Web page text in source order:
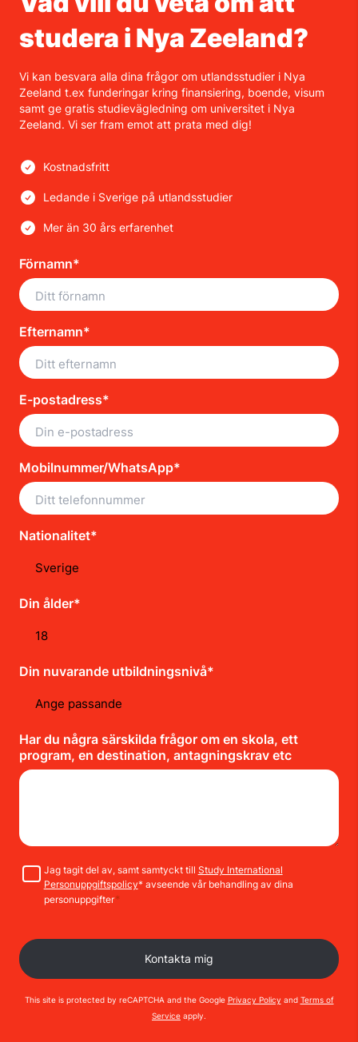
studera i Nya Zeeland?
Vi kan besvara alla dina frågor om utlandsstudier i Nya
Zeeland t.ex funderingar kring finansiering, boende, visum
samt ge gratis studievägledning om universitet i Nya
Zeeland. Vi ser fram emot att prata med dig!
Kostnadsfritt
Ledande i Sverige på utlandsstudier
Mer än 30 års erfarenhet
Förnamn*
Efternamn*
E-postadress*
Mobilnummer/WhatsApp*
Nationalitet*
Din ålder*
Din nuvarande utbildningsnivå*
Har du några särskilda frågor om en skola, ett
program, en destination, antagningskrav etc
Samtycke
Jag tagit del av, samt samtyckt till Study International
Personuppgiftspolicy* avseende vår behandling av dina
personuppgifter*
This site is protected by reCAPTCHA and the Google Privacy Policy and Terms of
Service apply.